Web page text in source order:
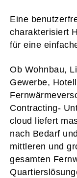
Eine
charakterisiert
für eine
Ob Wohnbau,
Gewerbe,
Contracting-
cloud liefert
nach Bedarf
mittleren und
gesamten